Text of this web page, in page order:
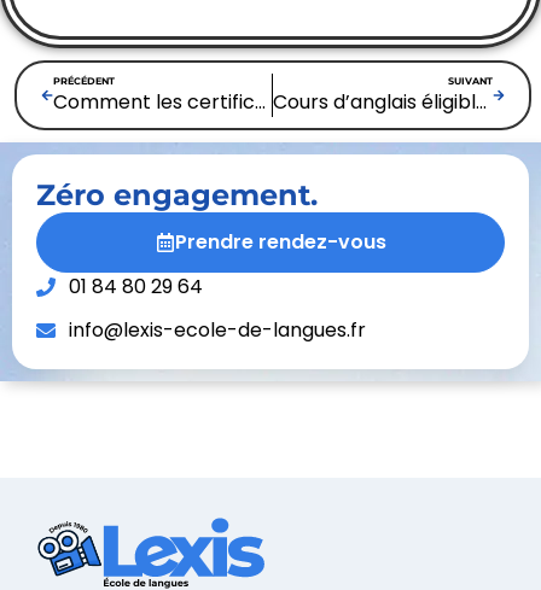
PRÉCÉDENT
Comment les certifications RNCP et RS peuvent booster votre carrière : Témoignages et conseils d’experts
SUIVANT
Cours d’anglais éligible CPF : comment faire le bon choix en 2025 ?
Zéro engagement.
Prendre rendez-vous
01 84 80 29 64
info@lexis-ecole-de-langues.fr